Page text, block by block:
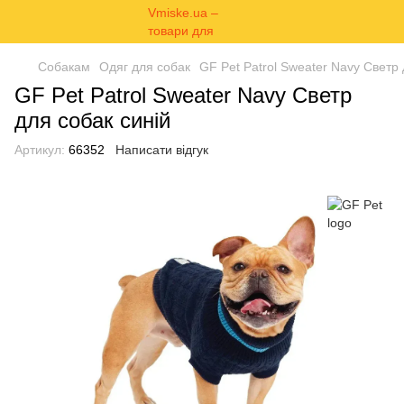
Собакам Одяг для собак GF Pet Patrol Sweater Navy Светр
GF Pet Patrol Sweater Navy Светр
для собак синій
Артикул: 66352 Написати відгук